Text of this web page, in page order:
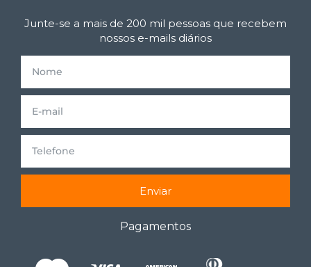
Junte-se a mais de 200 mil pessoas que recebem
nossos e-mails diários
Enviar
Pagamentos